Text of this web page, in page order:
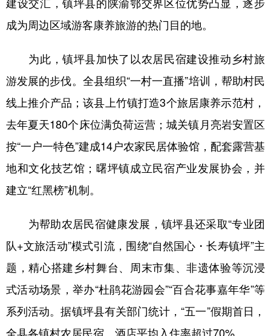
成为周边区域游客康养旅游的热门目的地。
为此，镇坪县加快了以农居民宿建设推动乡村旅
游发展的步伐。全县组织“一村一直播”培训，帮助村民
线上推介产品；该县上竹镇打造3个旅居康养示范村，
去年夏天180个床位满负荷运营；城关镇月亮岩安置区
按“一户一特色”建成14户农家民居体验馆，配套露营基
地和文化技艺馆；曙坪镇成立民宿产业发展协会，并
建立“红黑榜”机制。
为帮助农居民宿健康发展，镇坪县还采取“专业团
队+文旅活动”模式引流，围绕“自然国心・长寿镇坪”主
题，精心搭建乡村舞台、周末市集、非遗体验等沉浸
式活动场景，举办“杜鹃花游园会”“百合花事嘉年华”等
系列活动。据镇坪县有关部门统计，“五一”假期首日，
全县各镇村农居民宿、酒店平均入住率超过70%。